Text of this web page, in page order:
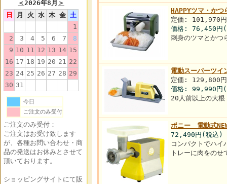
＜2026年8月 ＞
日
月 火 水 木 金 土
1
2
3 4 5 6 7
8
9 10 11 12 13 14 15
16 17 18 19 20 21 22
23 24 25 26 27 28 29
30 31
今日
ご注文のみ受付
ご注文のみ受付：
ご注文はお受け致します
が、各種お問い合わせ・商
品の発送はお休みとさせて
頂いております。
ショッピングサイトにて販
HAPPYツマ・か
定価: 101,970
価格: 76,450円
刺身のツマとかつ
電動スーパーツ
定価: 129,800
価格: 99,990円
20人前以上の大
ボニー 電動式
72,490円 (税込)
コンパクトでハイ
トレーに肉をの